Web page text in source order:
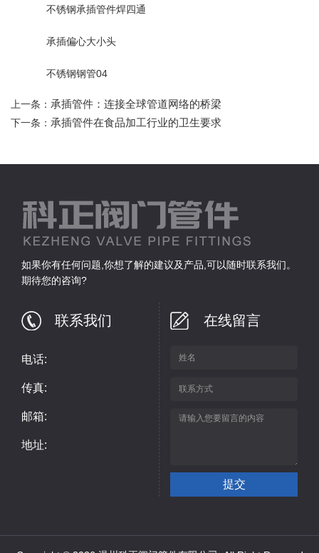
不锈钢承插管件焊四通
承插偏心大小头
不锈钢钢管04
上一条： 承插管件：连接全球管道网络的桥梁
下一条： 承插管件在食品加工行业的卫生要求
如果你有任何问题,你想了解的建议及产品,可以随时联系我们。
期待您的咨询?
联系我们
电话:
传真:
邮箱:
地址:
在线留言